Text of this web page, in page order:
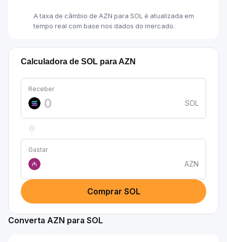
A taxa de câmbio de AZN para SOL é atualizada em
tempo real com base nos dados do mercado.
Calculadora de SOL para AZN
Receber
SOL
Gastar
₼
AZN
Comprar SOL
Converta AZN para SOL